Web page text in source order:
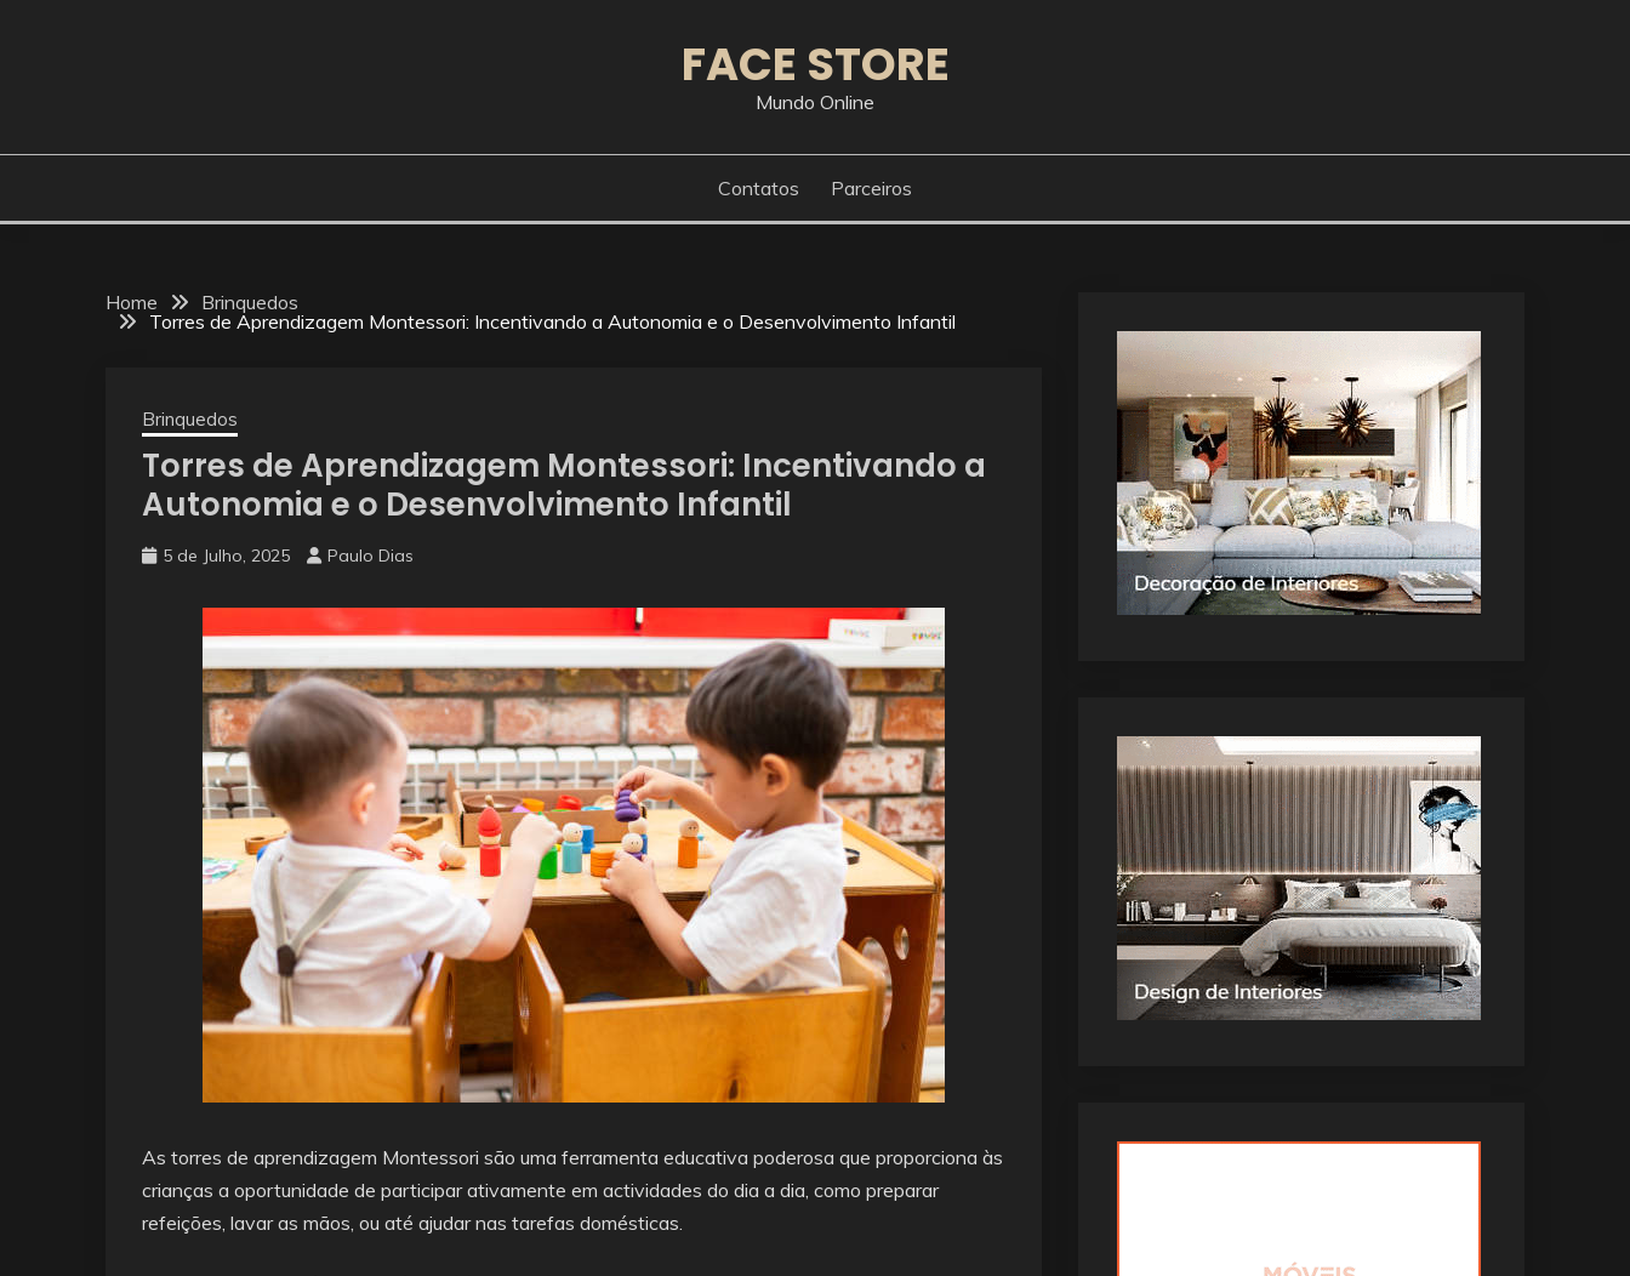
FACE STORE
Mundo Online
Contatos Parceiros
Home
Brinquedos
Torres de Aprendizagem Montessori: Incentivando a Autonomia e o Desenvolvimento Infantil
Brinquedos
Torres de Aprendizagem Montessori: Incentivando a
Autonomia e o Desenvolvimento Infantil
5 de Julho, 2025 Paulo Dias
As torres de aprendizagem Montessori são uma ferramenta educativa poderosa que proporciona às
crianças a oportunidade de participar ativamente em actividades do dia a dia, como preparar
refeições, lavar as mãos, ou até ajudar nas tarefas domésticas.